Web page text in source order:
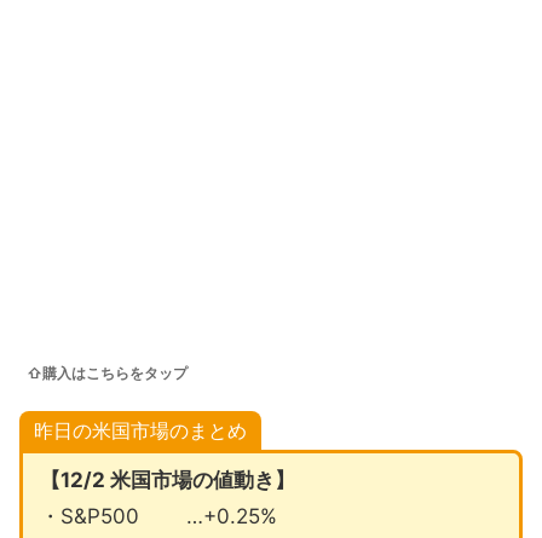
⇧購入はこちらをタップ
昨日の米国市場のまとめ
【12/2 米国市場の値動き】
・S&P500 …+0.25%